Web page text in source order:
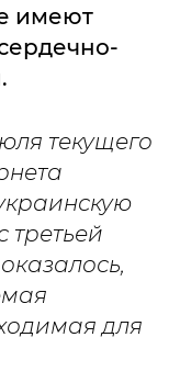
имеют
текущего
третьей
для